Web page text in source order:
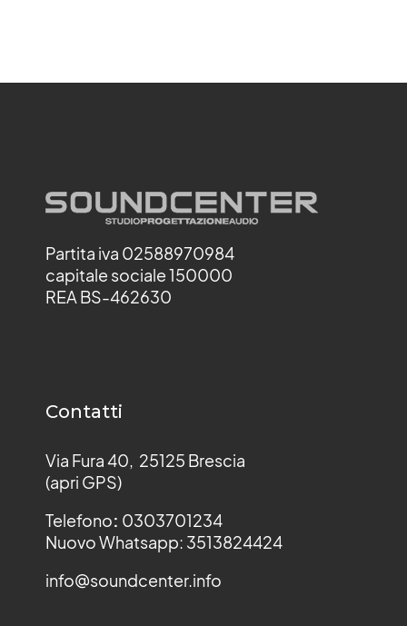
Partita iva 02588970984
capitale sociale 150000
REA BS-462630
Contatti
Via Fura 40, 25125 Brescia
(apri GPS)
Telefono: 0303701234
Nuovo Whatsapp: 3513824424
info@soundcenter.info